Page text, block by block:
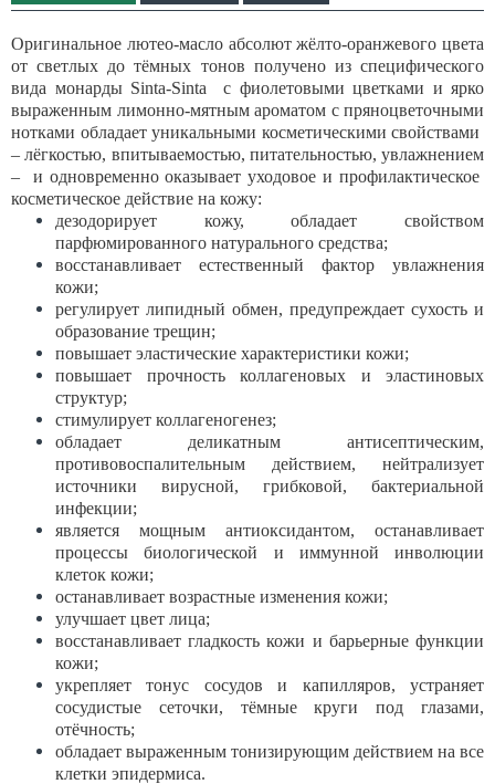
Оригинальное лютео-масло абсолют жёлто-оранжевого цвета
от светлых до тёмных тонов получено из специфического
вида монарды Sinta-Sinta с фиолетовыми цветками и ярко
выраженным лимонно-мятным ароматом с пряноцветочными
нотками обладает уникальными косметическими свойствами
– лёгкостью, впитываемостью, питательностью, увлажнением
– и одновременно оказывает уходовое и профилактическое
косметическое действие на кожу:
дезодорирует кожу, обладает свойством
парфюмированного натурального средства;
восстанавливает естественный фактор увлажнения
кожи;
регулирует липидный обмен, предупреждает сухость и
образование трещин;
повышает эластические характеристики кожи;
повышает прочность коллагеновых и эластиновых
структур;
стимулирует коллагеногенез;
обладает деликатным антисептическим,
противовоспалительным действием, нейтрализует
источники вирусной, грибковой, бактериальной
инфекции;
является мощным антиоксидантом, останавливает
процессы биологической и иммунной инволюции
клеток кожи;
останавливает возрастные изменения кожи;
улучшает цвет лица;
восстанавливает гладкость кожи и барьерные функции
кожи;
укрепляет тонус сосудов и капилляров, устраняет
сосудистые сеточки, тёмные круги под глазами,
отёчность;
обладает выраженным тонизирующим действием на все
клетки эпидермиса.